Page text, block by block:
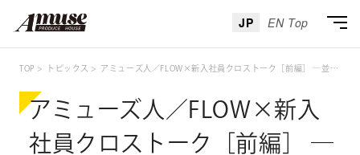
JP EN Top
TOP トピックス アミューズ人／FLOW×新入社員クロストーク［前編］ ―並走し、共に生み出す。アミューズに根付く、アーティストとの「共創」のカタチ―
アミューズ人／FLOW×新入
社員クロストーク［前編］ ―